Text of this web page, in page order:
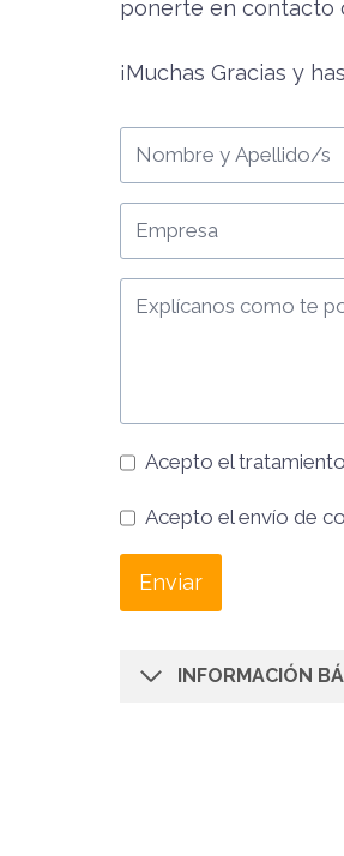
ponerte en contacto
¡Muchas Gracias y
Acepto el
Acepto el envío de
Enviar
INFORMACIÓN